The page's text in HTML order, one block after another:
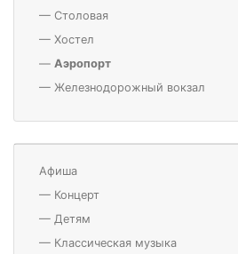
— Столовая
— Хостел
— Аэропорт
— Железнодорожный вокзал
Афиша
— Концерт
— Детям
— Классическая музыка